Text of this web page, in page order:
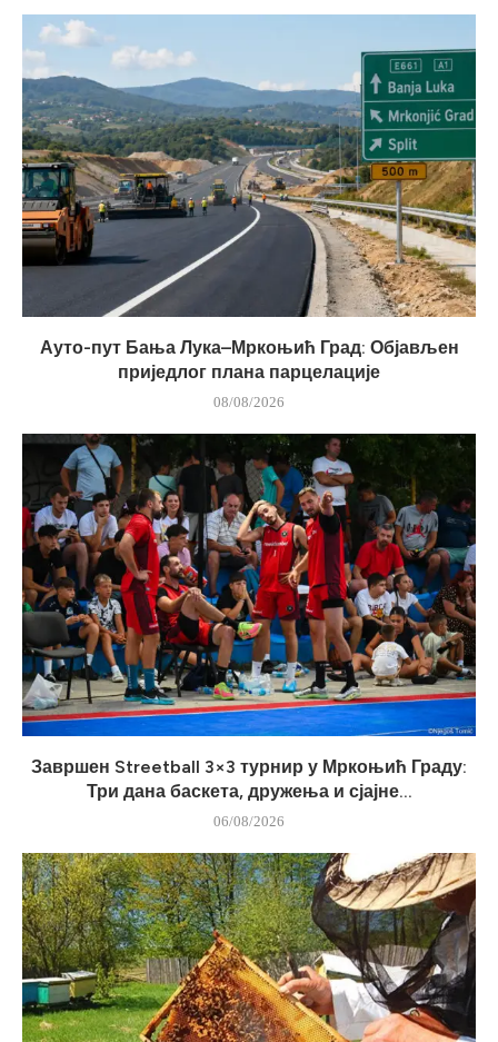
Ауто-пут Бања Лука–Мркоњић Град: Објављен
приједлог плана парцелације
08/08/2026
Завршен Streetball 3×3 турнир у Мркоњић Граду:
Три дана баскета, дружења и сјајне...
06/08/2026